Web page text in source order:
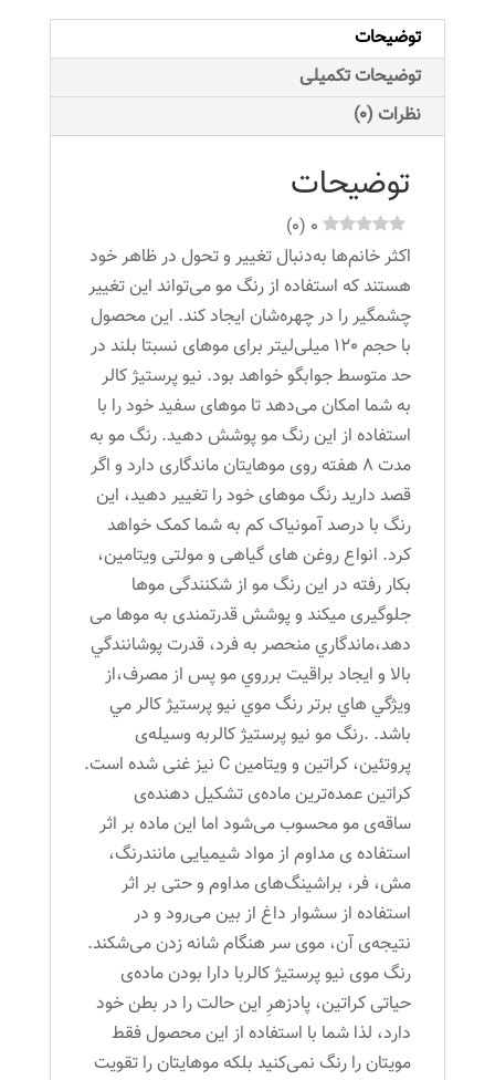
3
حجم
120
میلی
لیتر
قهوه
تیره
عدد
توضیحات
توضیحات تکمیلی
نظرات (0)
توضیحات
0
(
0
)
اکثر خانم‌ها به‌دنبال تغییر و تحول در ظاهر خود
هستند که استفاده از رنگ مو می‌تواند این تغییر
چشمگیر را در چهره‌شان ایجاد کند. این محصول
با حجم 120 میلی‌لیتر برای موهای نسبتا بلند در
حد متوسط جوابگو خواهد بود. نیو پرستیژ کالر
به شما امکان می‌دهد تا موهای سفید خود را با
استفاده از این رنگ مو پوشش دهید. رنگ مو به
مدت 8 هفته روی موهایتان ماندگاری دارد و اگر
قصد دارید رنگ موهای خود را تغییر دهید، این
رنگ با درصد آمونیاک کم به شما کمک خواهد
کرد. انواع روغن های گیاهی و مولتی ویتامین،
بکار رفته در این رنگ مو از شکنندگی موها
جلوگیری میکند و پوشش قدرتمندی به موها می
دهد،ماندگاري منحصر به فرد، قدرت پوشانندگي
بالا و ايجاد براقيت برروي مو پس از مصرف،از
ويژگي هاي برتر رنگ موي نیو پرستیژ کالر مي
باشد. .رنگ مو نیو پرستیژ کالربه وسیله‌ی
پروتئین، کراتین و ویتامین C نیز غنی شده است.
کراتین عمده‌ترین ماده‌ی تشکیل دهنده‌ی
ساقه‌ی مو محسوب می‌شود اما این ماده بر اثر
استفاده ی مداوم از مواد شیمیایی مانندرنگ،
مش، فر، براشینگ‌های مداوم و حتی بر اثر
استفاده از سشوار داغ از بین می‌رود و در
نتیجه‌ی آن، موی سر هنگام شانه زدن می‌شکند.
رنگ موی نیو پرستیژ کالربا دارا بودن ماده‌ی
حیاتی کراتین، پادزهرِ این حالت را در بطن خود
دارد، لذا شما با استفاده از این محصول فقط
مویتان را رنگ نمی‌کنید بلکه موهایتان را تقویت